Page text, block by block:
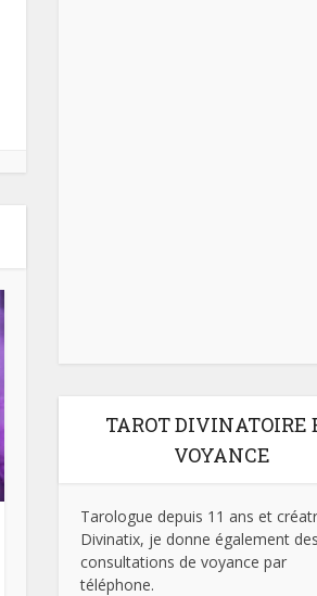
TAROT DIVINATOIRE
VOYANCE
Tarologue depuis 11 ans et
Divinatix, je donne également des
consultations de voyance par
téléphone.